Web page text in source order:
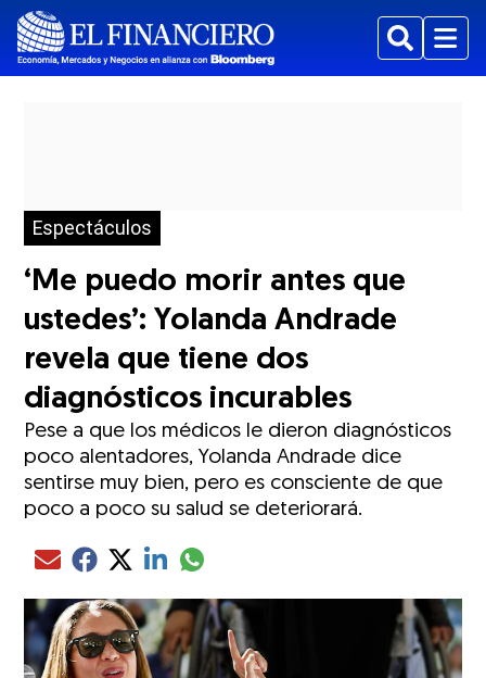
BuscarMenu
Espectáculos
‘Me puedo morir antes que
ustedes’: Yolanda Andrade
revela que tiene dos
diagnósticos incurables
Pese a que los médicos le dieron diagnósticos
poco alentadores, Yolanda Andrade dice
sentirse muy bien, pero es consciente de que
poco a poco su salud se deteriorará.
Compartir el artículo actual mediante Email
Compartir el artículo actual mediante Facebook
Compartir el artículo actual mediante Twitter
Compartir el artículo actual mediante LinkedIn
Compartir el artículo actual mediante